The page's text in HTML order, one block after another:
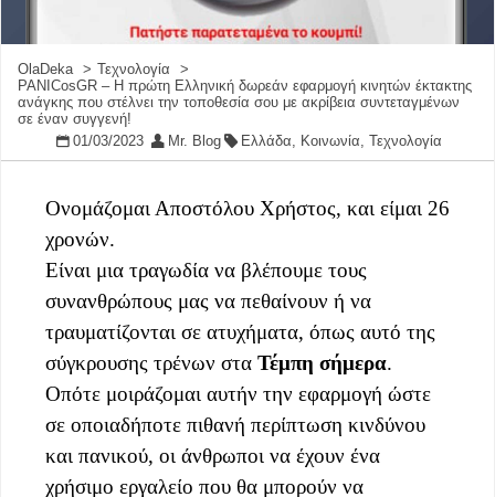
OlaDeka
Τεχνολογία
PANICosGR – Η πρώτη Ελληνική δωρεάν εφαρμογή κινητών έκτακτης
ανάγκης που στέλνει την τοποθεσία σου με ακρίβεια συντεταγμένων
σε έναν συγγενή!
01/03/2023
Mr. Blog Ελλάδα Κοινωνία Τεχνολογία
Ονομάζομαι Αποστόλου Χρήστος, και είμαι 26
χρονών.
Είναι μια τραγωδία να βλέπουμε τους
συνανθρώπους μας να πεθαίνουν ή να
τραυματίζονται σε ατυχήματα, όπως αυτό της
σύγκρουσης τρένων στα Τέμπη σήμερα.
Οπότε μοιράζομαι αυτήν την εφαρμογή ώστε
σε οποιαδήποτε πιθανή περίπτωση κινδύνου
και πανικού, οι άνθρωποι να έχουν ένα
χρήσιμο εργαλείο που θα μπορούν να